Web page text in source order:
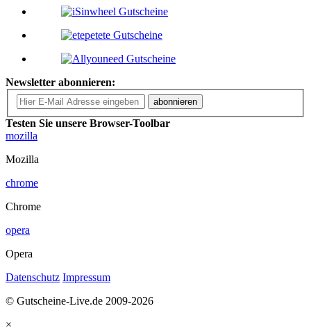
Newsletter abonnieren:
abonnieren
Testen Sie unsere Browser-Toolbar
mozilla
Mozilla
chrome
Chrome
opera
Opera
Datenschutz Impressum
© Gutscheine-Live.de 2009-2026
×